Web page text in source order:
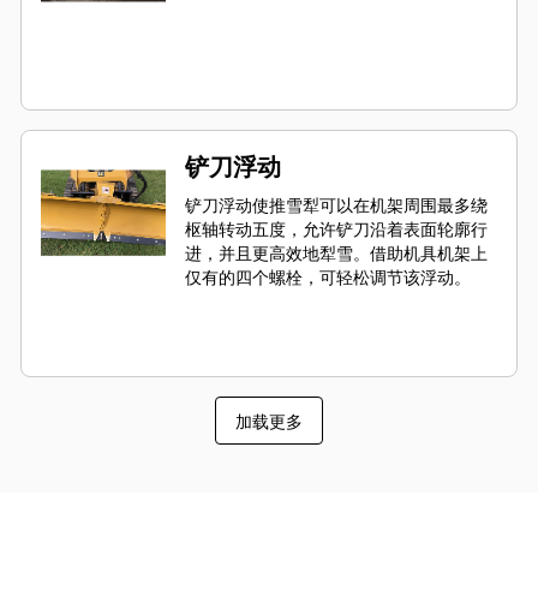
铲刀浮动
铲刀浮动使推雪犁可以在机架周围最多绕
枢轴转动五度，允许铲刀沿着表面轮廓行
进，并且更高效地犁雪。借助机具机架上
仅有的四个螺栓，可轻松调节该浮动。
加载更多